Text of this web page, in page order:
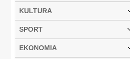
KULTURA
SPORT
EKONOMIA